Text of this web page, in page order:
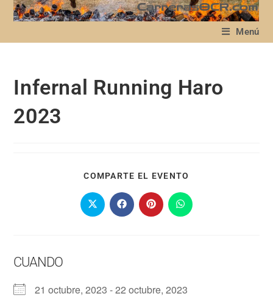
Menú
Infernal Running Haro
2023
COMPARTE EL EVENTO
CUANDO
21 octubre, 2023 - 22 octubre, 2023